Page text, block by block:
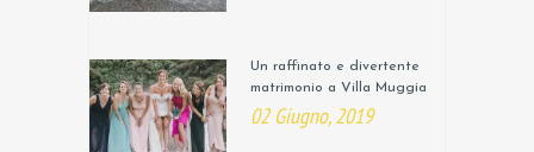
Un raffinato e divertente
matrimonio a Villa Muggia
02 Giugno, 2019